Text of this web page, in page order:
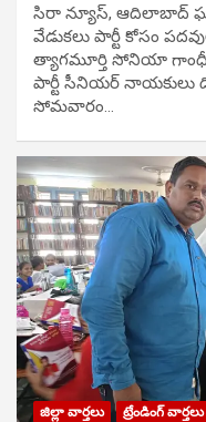
సిరా న్యూస్, ఆదిలాబాద్
వేడుక‌లు పార్టీ కోసం
త్యాగమూర్తి సోనియా గాంధీ
పార్టీ సీనియ‌ర్ నాయ‌కులు
సోమవారం…
జిల్లా వార్తలు ట్రేండింగ్ వార్తలు